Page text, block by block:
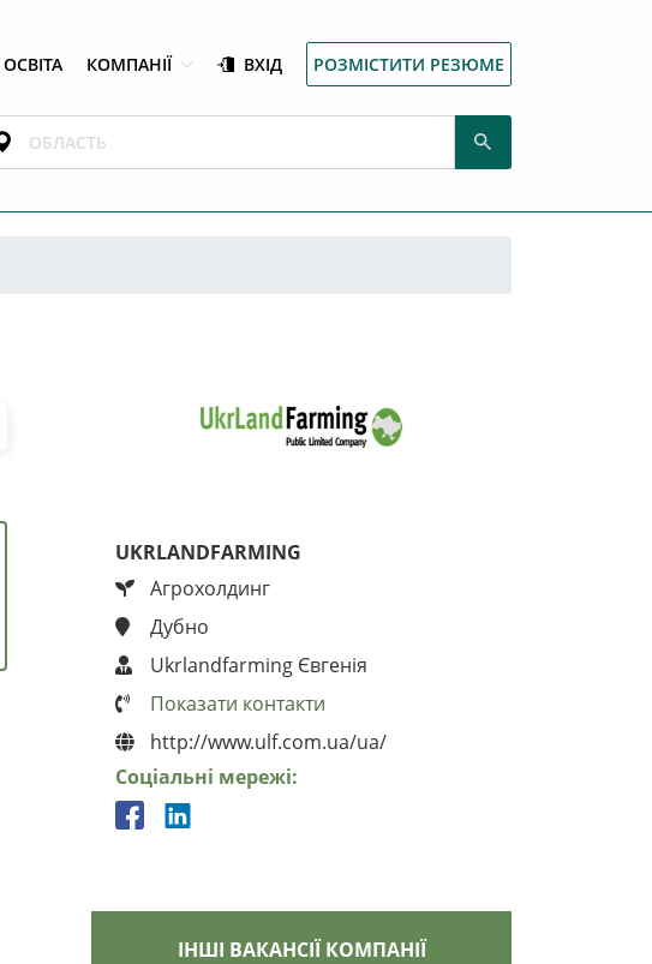
ОСВІТА КОМПАНІЇ ВХІД РОЗМІСТИТИ РЕЗЮМЕ
UKRLANDFARMING
Агрохолдинг
Дубно
Ukrlandfarming Євгенія
Показати контакти
http://www.ulf.com.ua/ua/
Соціальні мережі:
ІНШІ ВАКАНСІЇ КОМПАНІЇ